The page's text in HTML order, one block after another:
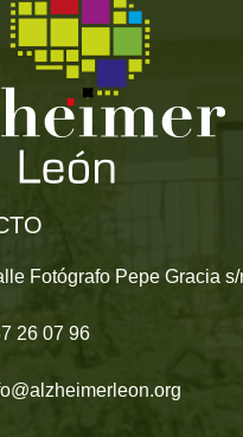
Fotógrafo Pepe Gracia
26 07 96